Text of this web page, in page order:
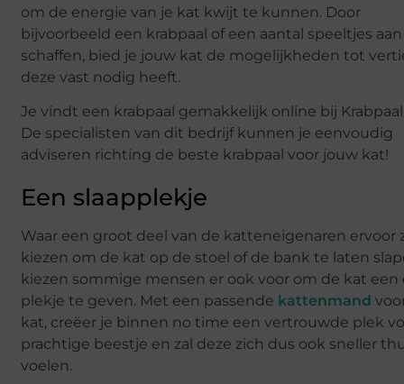
om de energie van je kat kwijt te kunnen. Door
bijvoorbeeld een krabpaal of een aantal speeltjes
schaffen, bied je jouw kat de mogelijkheden tot
deze vast nodig heeft.
Je vindt een krabpaal gemakkelijk online bij
De specialisten van dit bedrijf kunnen je eenvoudig
adviseren richting de beste krabpaal voor jouw kat!
Een slaapplekje
Waar een groot deel van de katteneigenaren ervoor
kiezen om de kat op de stoel of de bank te laten
kiezen sommige mensen er ook voor om de kat een
plekje te geven. Met een passende kattenmand
kat, creëer je binnen no time een vertrouwde plek
prachtige beestje en zal deze zich dus ook sneller
voelen.